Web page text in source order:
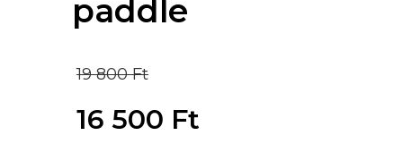
paddle
19 800Ft
price
16 500 Ft